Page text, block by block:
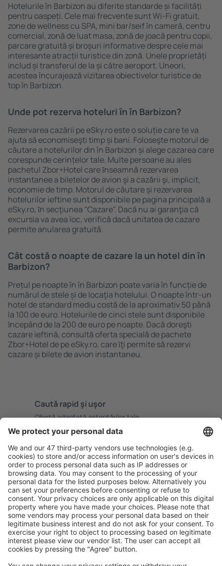
Hotelurile în Barbizon au diferite standarde și facilități
pentru oaspeți. Cele mai frecvente sunt Wi-Fi gratuit,
zone de wellness cu SPA, mini bar/seif în cameră, centru
comercial, zonă de luat masa, zonă de joacă pentru copii,
parcare gratuită și broșuri informative despre cele mai
interesante atracții turistice din zonă. Unele proprietăți
includ și transferul de la și către aeroport. Uneori,
acestea încurajează vizitarea obiectivelor turistice de
top în Barbizon.
Unde pot rezerva hoteluri ȋn în Barbizon?
Rezervarea cazării pe eSky.ro este o soluție care te va
ajuta să economiseşti timp și bani. Foloseşte motorul de
căutare a hotelurilor din în Barbizon și alege cazarea care
corespunde cerințelor tale. Multe persoane au ales
pachetul Zbor+Hotel care ȋnseamnă rezervarea
instantanee a biletelor de avion şi a cazării şi, implicit,
economie de timp. Motorul de căutare și rezervarea
hotelurilor ieftine sunt disponibile pe pagina principală a
eSky.ro, ȋn secţiunea "Cazare". Dacă nu ai garanţia că
excursia va avea loc, verifică dacă unitatea de cazare
permite anularea gratuită.
Cât costă o noapte de cazare la un hotel din în
Barbizon?
Prețul pe noapte în în Barbizon poate varia în funcție de
numărul de stele și de locaţia hotelului. O noapte într-un
hotel de standard mediu costă de la aproximativ 50 până
la 100 de euro. Hotelurile de cinci stele sunt disponibile
ȋncepând de la 200 de euro pe noapte. Dacă doreşti
cazare ieftină, consultă oferta specială de pachete
Zbor+Hotel de pe eSky.ro, care ȋţi permite să rezervi
cazare și bilete de avion instantaneu.
Caută rapid şi uşor
Ofertă adaptată aşteptărilor tale.
Planifică ȋn siguranţă
Rezervare fără griji cu opțiune gratuită de anulare.
Economiseşte mai mult
Prețuri atractive și oferte speciale pentru utilizatorii
conectați.
Cazarea preferată
Alege din peste 1,3 mil. de opţiuni: hoteluri, cabane,